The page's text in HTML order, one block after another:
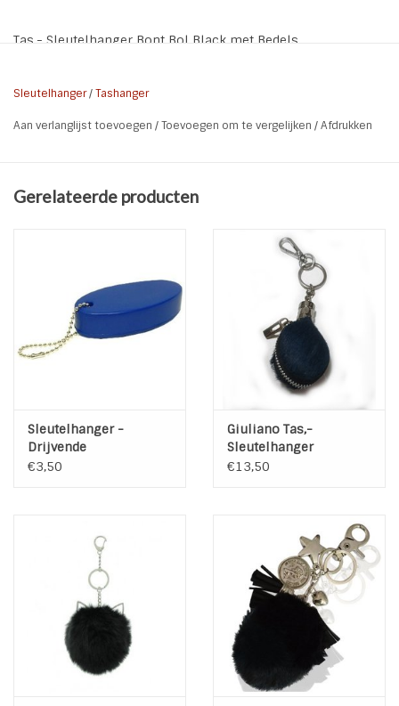
Tas,- Sleutelhanger Bont Bol Black met Bedels
* Lengte: 20 cm (incl. haak)
Sleutelhanger/Tashanger
Aan verlanglijst toevoegen /Toevoegen om te vergelijken /Afdrukken
Gerelateerde producten
Sleutelhanger -
Drijvende
sleutelhanger
€3,50
Giuliano Tas,-
Sleutelhanger
druppelvorm Blauw
€13,50